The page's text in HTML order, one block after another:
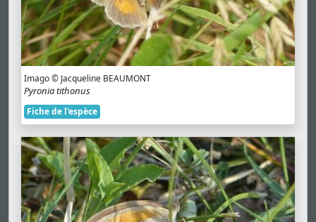
Imago © Jacqueline BEAUMONT
Pyronia tithonus
Fiche de l'espèce